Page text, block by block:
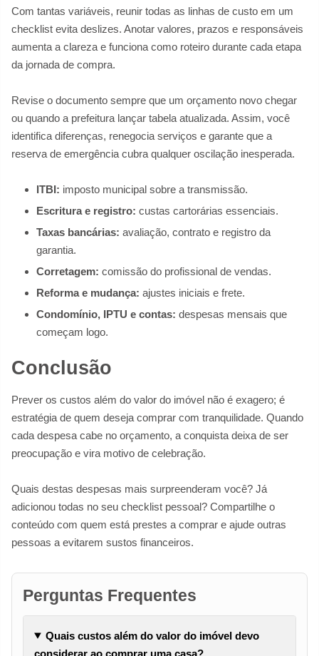
Com tantas variáveis, reunir todas as linhas de custo em um
checklist evita deslizes. Anotar valores, prazos e responsáveis
aumenta a clareza e funciona como roteiro durante cada etapa
da jornada de compra.
Revise o documento sempre que um orçamento novo chegar
ou quando a prefeitura lançar tabela atualizada. Assim, você
identifica diferenças, renegocia serviços e garante que a
reserva de emergência cubra qualquer oscilação inesperada.
ITBI: imposto municipal sobre a transmissão.
Escritura e registro: custas cartorárias essenciais.
Taxas bancárias: avaliação, contrato e registro da
garantia.
Corretagem: comissão do profissional de vendas.
Reforma e mudança: ajustes iniciais e frete.
Condomínio, IPTU e contas: despesas mensais que
começam logo.
Conclusão
Prever os custos além do valor do imóvel não é exagero; é
estratégia de quem deseja comprar com tranquilidade. Quando
cada despesa cabe no orçamento, a conquista deixa de ser
preocupação e vira motivo de celebração.
Quais destas despesas mais surpreenderam você? Já
adicionou todas no seu checklist pessoal? Compartilhe o
conteúdo com quem está prestes a comprar e ajude outras
pessoas a evitarem sustos financeiros.
Perguntas Frequentes
Quais custos além do valor do imóvel devo
considerar ao comprar uma casa?